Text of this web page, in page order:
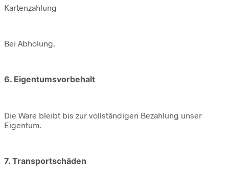
Kartenzahlung
Bei Abholung.
6. Eigentumsvorbehalt
Die Ware bleibt bis zur vollständigen Bezahlung unser
Eigentum.
7. Transportschäden